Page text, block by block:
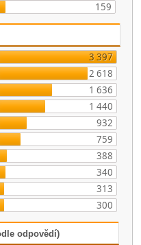
159
3 397
2 618
1 636
1 440
932
759
388
340
313
300
odpovědí)